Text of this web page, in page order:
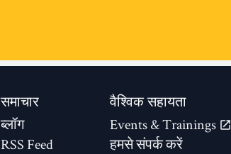
समाचार
ब्लॉग
RSS Feed
वैश्विक सहायता
Events & Trainings
हमसे संपर्क करें